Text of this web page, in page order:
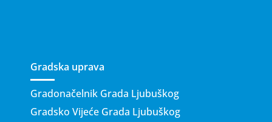
Gradska uprava
Gradonačelnik Grada Ljubuškog
Gradsko Vijeće Grada Ljubuškog